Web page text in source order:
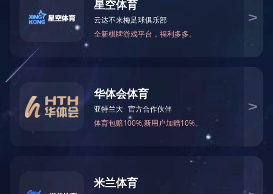
万仁药业：万民为先，以仁为本！